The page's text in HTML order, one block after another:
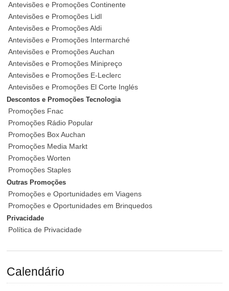
Antevisões e Promoções Continente
Antevisões e Promoções Lidl
Antevisões e Promoções Aldi
Antevisões e Promoções Intermarché
Antevisões e Promoções Auchan
Antevisões e Promoções Minipreço
Antevisões e Promoções E-Leclerc
Antevisões e Promoções El Corte Inglés
Descontos e Promoções Tecnologia
Promoções Fnac
Promoções Rádio Popular
Promoções Box Auchan
Promoções Media Markt
Promoções Worten
Promoções Staples
Outras Promoções
Promoções e Oportunidades em Viagens
Promoções e Oportunidades em Brinquedos
Privacidade
Política de Privacidade
Calendário